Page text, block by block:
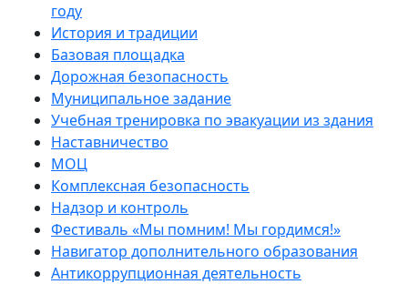
году
История и традиции
Базовая площадка
Дорожная безопасность
Муниципальное задание
Учебная тренировка по эвакуации из здания
Наставничество
МОЦ
Комплексная безопасность
Надзор и контроль
Фестиваль «Мы помним! Мы гордимся!»
Навигатор дополнительного образования
Антикоррупционная деятельность